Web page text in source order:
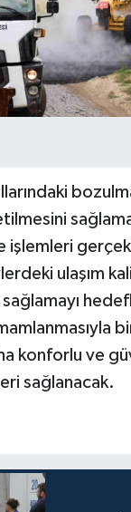
işlemleri
ulaşım
konforlu ve
sağlanacak.